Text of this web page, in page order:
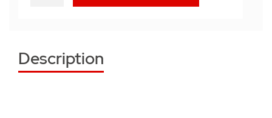
Description